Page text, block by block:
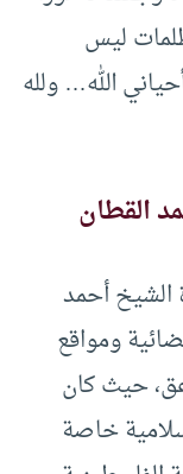
ليس
الله… ولله
القطان
الشيخ أحمد
ومواقع
حيث كان
خاصة